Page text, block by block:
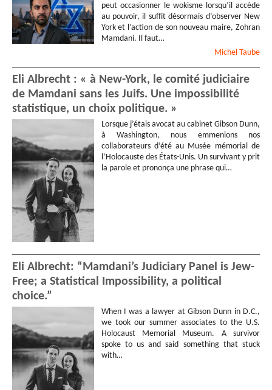
peut occasionner le wokisme lorsqu’il accède
au pouvoir, il suffit désormais d’observer New
York et l’action de son nouveau maire, Zohran
Mamdani. Il faut…
Michel Taube
Eli Albrecht : « à New-York, le comité judiciaire
de Mamdani sans les Juifs. Une impossibilité
statistique, un choix politique. »
Lorsque j’étais avocat au cabinet Gibson Dunn,
à Washington, nous emmenions nos
collaborateurs d’été au Musée mémorial de
l’Holocauste des États-Unis. Un survivant y prit
la parole et prononça une phrase qui…
Eli Albrecht: “Mamdani’s Judiciary Panel is Jew-
Free; a Statistical Impossibility, a political
choice.”
When I was a lawyer at Gibson Dunn in D.C.,
we took our summer associates to the U.S.
Holocaust Memorial Museum. A survivor
spoke to us and said something that stuck
with…